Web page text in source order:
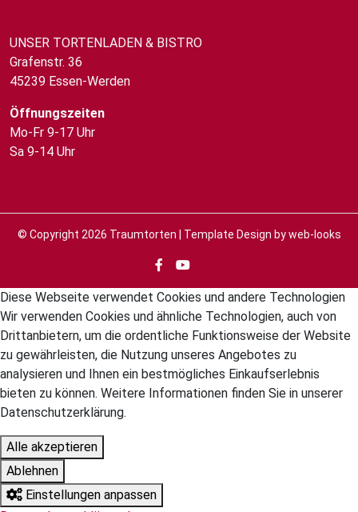
UNSER TORTENLADEN & BISTRO
Grafenstr. 36
45239 Essen-Werden
Öffnungszeiten
Mo-Fr 9-17 Uhr
Sa 9-14 Uhr
© Copyright 2026 Traumtorten | Template Design byweb-looks
Diese Webseite verwendet Cookies und andere Technologien
Wir verwenden Cookies und ähnliche Technologien, auch von
Drittanbietern, um die ordentliche Funktionsweise der Website
zu gewährleisten, die Nutzung unseres Angebotes zu
analysieren und Ihnen ein bestmögliches Einkaufserlebnis
bieten zu können. Weitere Informationen finden Sie in unserer
Datenschutzerklärung.
Alle akzeptieren
Ablehnen
Einstellungen anpassen